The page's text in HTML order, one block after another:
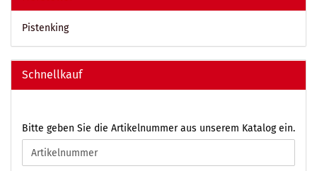
Pistenking
Schnellkauf
BITTE
GEBEN
SIE
Bitte geben Sie die Artikelnummer aus unserem Katalog ein.